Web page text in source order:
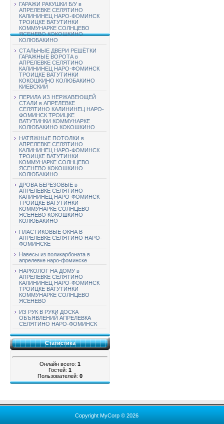
ГАРАЖИ РАКУШКИ Б/У в
АПРЕЛЕВКЕ СЕЛЯТИНО
КАЛИНИНЕЦ НАРО-ФОМИНСК
ТРОИЦКЕ ВАТУТИНКИ
КОММУНАРКЕ СОЛНЦЕВО
ЯСЕНЕВО КОКОШКИНО
КОЛЮБАКИНО
СТАЛЬНЫЕ ДВЕРИ РЕШЁТКИ
ГАРАЖНЫЕ ВОРОТА в
АПРЕЛЕВКЕ СЕЛЯТИНО
КАЛИНИНЕЦ НАРО-ФОМИНСК
ТРОИЦКЕ ВАТУТИНКИ
КОКОШКИНО КОЛЮБАКИНО
КИЕВСКИЙ
ПЕРИЛА ИЗ НЕРЖАВЕЮЩЕЙ
СТАЛИ в АПРЕЛЕВКЕ
СЕЛЯТИНО КАЛИНИНЕЦ НАРО-
ФОМИНСК ТРОИЦКЕ
ВАТУТИНКИ КОММУНАРКЕ
КОЛЮБАКИНО КОКОШКИНО
НАТЯЖНЫЕ ПОТОЛКИ в
АПРЕЛЕВКЕ СЕЛЯТИНО
КАЛИНИНЕЦ НАРО-ФОМИНСК
ТРОИЦКЕ ВАТУТИНКИ
КОММУНАРКЕ СОЛНЦЕВО
ЯСЕНЕВО КОКОШКИНО
КОЛЮБАКИНО
ДРОВА БЕРЁЗОВЫЕ в
АПРЕЛЕВКЕ СЕЛЯТИНО
КАЛИНИНЕЦ НАРО-ФОМИНСК
ТРОИЦКЕ ВАТУТИНКИ
КОММУНАРКЕ СОЛНЦЕВО
ЯСЕНЕВО КОКОШКИНО
КОЛЮБАКИНО
ПЛАСТИКОВЫЕ ОКНА В
АПРЕЛЕВКЕ СЕЛЯТИНО НАРО-
ФОМИНСКЕ
Навесы из поликарбоната в
апрелевке наро-фоминске
НАРКОЛОГ НА ДОМУ в
АПРЕЛЕВКЕ СЕЛЯТИНО
КАЛИНИНЕЦ НАРО-ФОМИНСК
ТРОИЦКЕ ВАТУТИНКИ
КОММУНАРКЕ СОЛНЦЕВО
ЯСЕНЕВО
ИЗ РУК В РУКИ ДОСКА
ОБЪЯВЛЕНИЙ АПРЕЛЕВКА
СЕЛЯТИНО НАРО-ФОМИНСК
Статистика
Онлайн всего: 1
Гостей: 1
Пользователей: 0
Copyright MyCorp © 2026